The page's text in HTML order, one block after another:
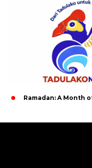
A Month of